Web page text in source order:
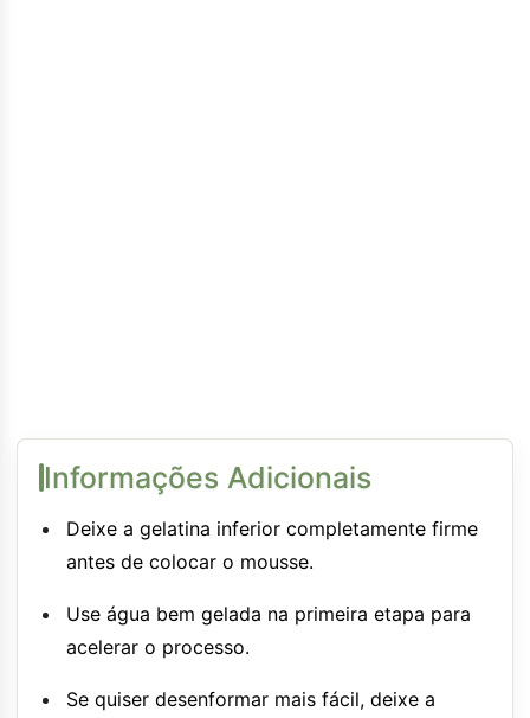
Informações Adicionais
Deixe a gelatina inferior completamente firme
antes de colocar o mousse.
Use água bem gelada na primeira etapa para
acelerar o processo.
Se quiser desenformar mais fácil, deixe a